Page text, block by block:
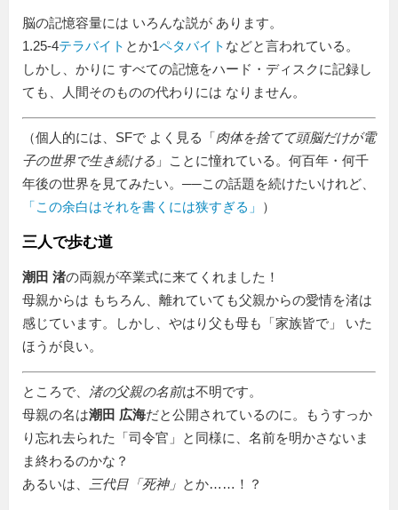
脳の記憶容量には いろんな説が あります。
1.25-4テラバイト とか1ペタバイト などと言われている。
しかし、かりに すべての記憶をハード・ディスクに記録し
ても、人間そのものの代わりには なりません。
（個人的には、SFで よく見る「肉体を捨てて頭脳だけが電
子の世界で生き続ける 」ことに憧れている。何百年・何千
年後の世界を見てみたい。──この話題を続けたいけれど、
この余白はそれを書くには狭すぎる
）
三人で歩む道
潮田 渚の両親が卒業式に来てくれました！
母親からは もちろん、離れていても父親からの愛情を渚は
感じています。しかし、やはり父も母も
家族皆で
いた
ほうが良い。
ところで、 渚の父親の名前は不明です。
母親の名は潮田 広海だと公開されているのに。もうすっか
り忘れ去られた「司令官」と同様に、名前を明かさないま
ま終わるのかな？
あるいは、
三代目「死神」 とか……！？